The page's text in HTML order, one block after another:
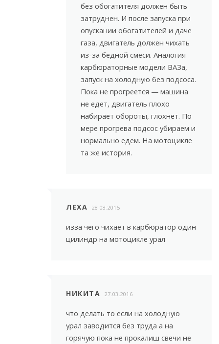
без обогатителя должен быть
затруднен. И после запуска при
опускании обогатителей и даче
газа, двигатель должен чихать
из-за бедной смеси. Аналогия
карбюраторные модели ВАЗа,
запуск на холодную без подсоса.
Пока не прогреется — машина
не едет, двигатель плохо
набирает обороты, глохнет. По
мере прогрева подсос убираем и
нормально едем. На мотоцикле
та же история.
ЛЕХА 28.08.2015
изза чего чихает в карбюратор один
цилиндр на мотоцикле урал
НИКИТА 27.03.2016
что делать то если на холодную
урал заводится без труда а на
горячую пока не прокалиш свечи не